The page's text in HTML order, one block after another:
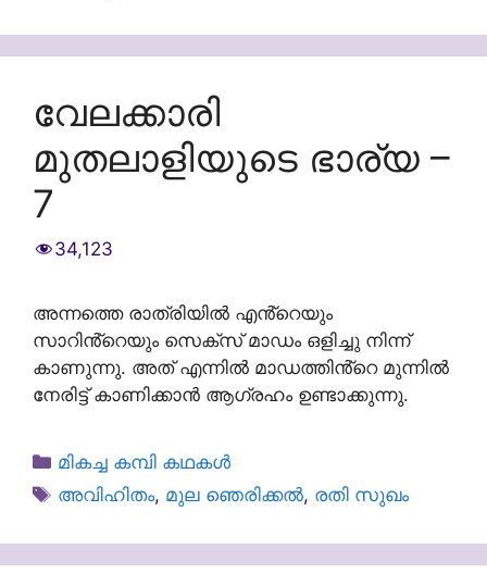
വേലക്കാരി
മുതലാളിയുടെ ഭാര്യ –
7
34,123
അന്നത്തെ രാത്രിയിൽ എൻ്റെയും
സാറിൻ്റെയും സെക്സ് മാഡം ഒളിച്ചു നിന്ന്
കാണുന്നു. അത് എന്നിൽ മാഡത്തിൻ്റെ മുന്നിൽ
നേരിട്ട് കാണിക്കാൻ ആഗ്രഹം ഉണ്ടാക്കുന്നു.
Categories
മികച്ച കമ്പി കഥകൾ
Tags
അവിഹിതം, മുല ഞെരിക്കൽ, രതി സുഖം